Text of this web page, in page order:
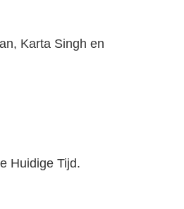
Karta Singh en
Huidige Tijd.